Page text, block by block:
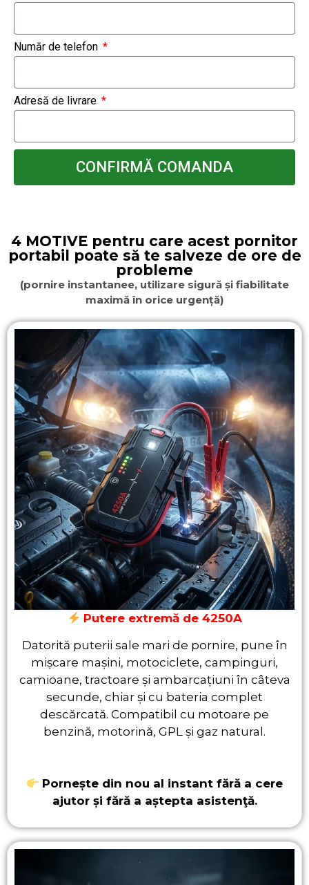
Număr de telefon
Adresă de livrare
CONFIRMĂ COMANDA
4 MOTIVE pentru care acest pornitor
portabil poate să te salveze de ore de
probleme
(pornire instantanee, utilizare sigură și fiabilitate
maximă în orice urgență)
Putere extremă de 4250A
Datorită puterii sale mari de pornire, pune în
mișcare mașini, motociclete, campinguri,
camioane, tractoare și ambarcațiuni în câteva
secunde, chiar și cu bateria complet
descărcată. Compatibil cu motoare pe
benzină, motorină, GPL și gaz natural.
Pornește din nou al instant fără a cere
ajutor și fără a aștepta asistenţă.